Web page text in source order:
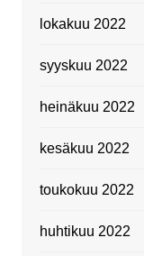
lokakuu 2022
syyskuu 2022
heinäkuu 2022
kesäkuu 2022
toukokuu 2022
huhtikuu 2022